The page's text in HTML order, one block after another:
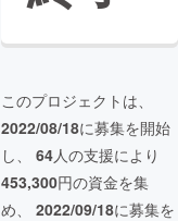
このプロジェクトは、
2022/08/18に募集を開始
し、 64人の支援により
453,300円の資金を集
め、 2022/09/18に募集を